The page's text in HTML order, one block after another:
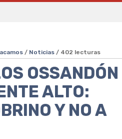
/ Noticias / 402 lecturas
OSSANDÓN
ALTO:
Y NO A